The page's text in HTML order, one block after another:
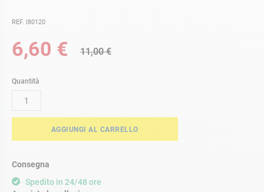
REF. I80120
Special
Price
6,60 € 11,00 €
Quantità
AGGIUNGI AL CARRELLO
Consegna
Spedito in 24/48 ore